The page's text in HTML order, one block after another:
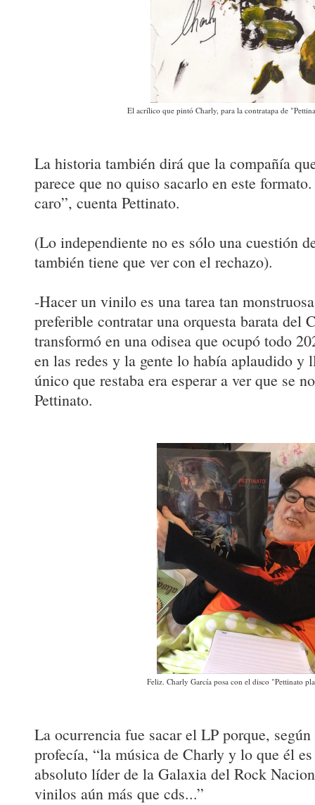
El acrílico que pintó Charly, para la contratapa de
La historia también dirá que la compañía
parece que no quiso sacarlo en este
caro”, cuenta Pettinato.
(Lo independiente no es sólo una cuestión
también tiene que ver con el rechazo).
-Hacer un vinilo es una tarea tan
preferible contratar una orquesta barata del
transformó en una odisea que ocupó todo
en las redes y la gente lo había aplaudido y
único que restaba era esperar a ver que se
Pettinato.
Feliz. Charly García posa con el disco "Pettinato
La ocurrencia fue sacar el LP porque,
profecía, “la música de Charly y lo que él
absoluto líder de la Galaxia del Rock
vinilos aún más que cds...”